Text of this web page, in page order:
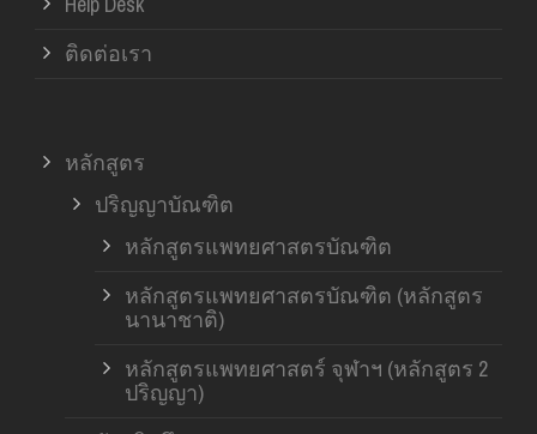
ติดต่อเรา
หลักสูตร
ปริญญาบัณฑิต
หลักสูตรแพทยศาสตรบัณฑิต
หลักสูตรแพทยศาสตรบัณฑิต (หลักสูตร
นานาชาติ)
หลักสูตรแพทยศาสตร์ จุฬาฯ (หลักสูตร 2
ปริญญา)